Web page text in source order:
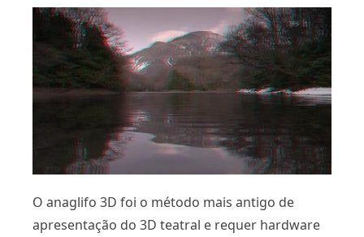
O anaglifo 3D foi o método mais antigo de
apresentação do 3D teatral e requer hardware